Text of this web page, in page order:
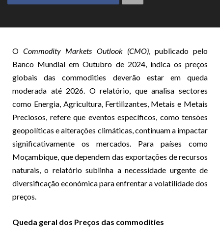
OCommodity Markets Outlook (CMO), publicado pelo
Banco Mundial em Outubro de 2024, indica os preços
globais das commodities deverão estar em queda
moderada até 2026. O relatório, que analisa sectores
como Energia, Agricultura, Fertilizantes, Metais e Metais
Preciosos, refere que eventos específicos, como tensões
geopolíticas e alterações climáticas, continuam a impactar
significativamente os mercados. Para países como
Moçambique, que dependem das exportações de recursos
naturais, o relatório sublinha a necessidade urgente de
diversificação económica para enfrentar a volatilidade dos
preços.
Queda geral dos Preços das commodities